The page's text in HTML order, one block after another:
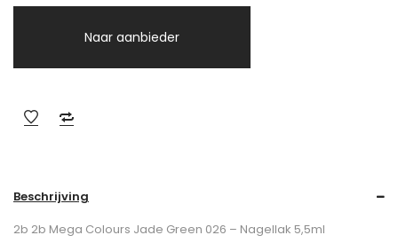
Naar aanbieder
Beschrijving
2b 2b Mega Colours Jade Green 026 – Nagellak 5,5ml